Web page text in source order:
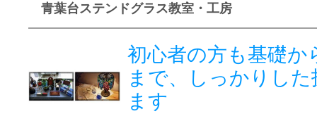
青葉台ステンドグラス教室・工房
初心者の方も基礎か
まで、しっかりし
ます